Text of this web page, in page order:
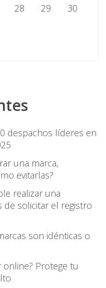
28 29
30
despachos líderes en
una marca,
evitarlas?
realizar una
de solicitar el registro
son idénticas o
online? Protege tu